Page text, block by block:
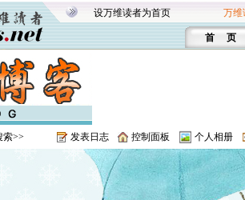
设万维读者为首页 万维
首 页
索>> 发表日志 控制面板 个人相册